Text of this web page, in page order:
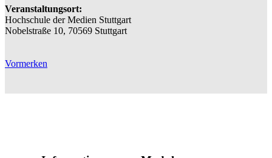
Veranstaltungsort:
Hochschule der Medien Stuttgart
Nobelstraße 10, 70569 Stuttgart
Vormerken